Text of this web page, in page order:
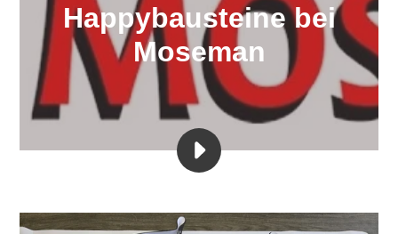
Happybausteine bei
Moseman
VIDEO
KLEMMBAUSTEINE
HAPPYBAUSTEINE.DE